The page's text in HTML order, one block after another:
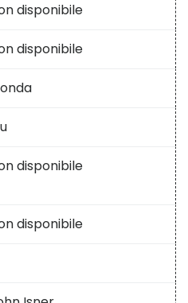
disponibile
disponibile
disponibile
disponibile